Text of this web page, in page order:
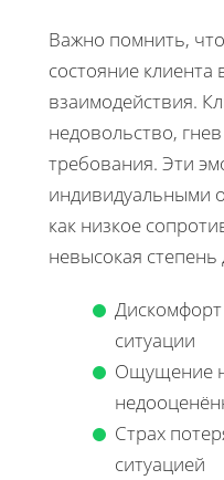
Важно помнить,
состояние клиента
взаимодействия.
недовольство,
требования. Эти
индивидуальными
как низкое
невысокая
ситуации
Ощущение
Страх
ситуацией